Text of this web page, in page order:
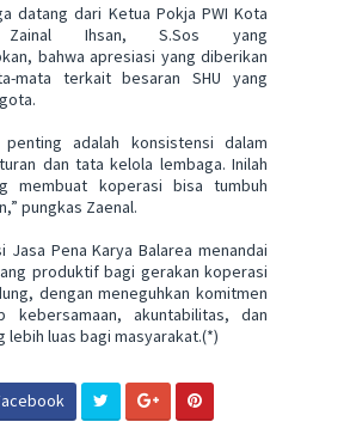
datang dari Ketua Pokja PWI Kota
Zainal Ihsan, S.Sos yang
bahwa apresiasi yang diberikan
mata terkait besaran SHU yang
penting adalah konsistensi dalam
dan tata kelola lembaga. Inilah
membuat koperasi bisa tumbuh
pungkas Zaenal.
Jasa Pena Karya Balarea menandai
produktif bagi gerakan koperasi
dengan meneguhkan komitmen
kebersamaan, akuntabilitas, dan
lebih luas bagi masyarakat.(*)